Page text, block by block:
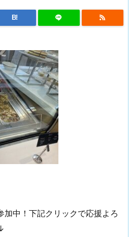
B!
中！下記クリックで応援よろ